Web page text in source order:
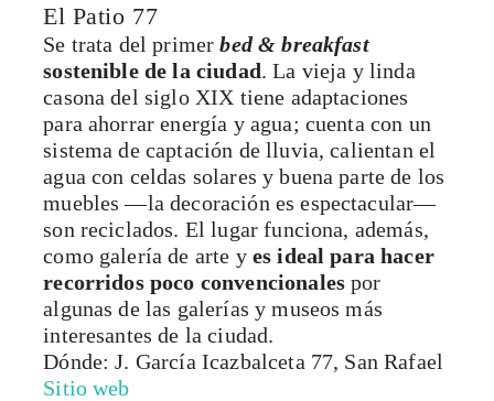
El Patio 77
Se trata del primerbed & breakfast
sostenible de la ciudad. La vieja y linda
casona del siglo XIX tiene adaptaciones
para ahorrar energía y agua; cuenta con un
sistema de captación de lluvia, calientan el
agua con celdas solares y buena parte de los
muebles —la decoración es espectacular—
son reciclados. El lugar funciona, además,
como galería de arte y es ideal para hacer
recorridos poco convencionales por
algunas de las galerías y museos más
interesantes de la ciudad.
Dónde: J. García Icazbalceta 77, San Rafael
Sitio web